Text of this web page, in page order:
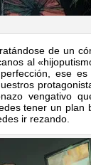
de un
al
ese
vengativo
tener un plan
ir rezando.